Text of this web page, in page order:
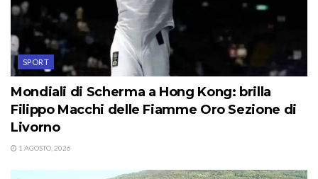
SPORT
Mondiali di Scherma a Hong Kong: brilla
Filippo Macchi delle Fiamme Oro Sezione di
Livorno
1 AGOSTO, 2026